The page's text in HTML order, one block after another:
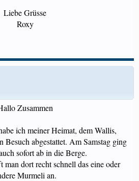
Liebe Grüsse
Roxy​
Zusammen
ich meiner Heimat, dem Wallis,
Besuch abgestattet. Am Samstag ging
sofort ab in die Berge.
dort recht schnell das eine oder
Murmeli an.